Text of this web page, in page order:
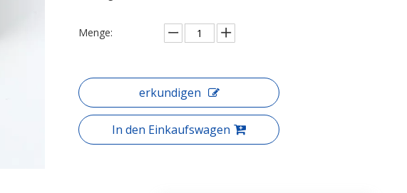
Menge:
erkundigen
In den Einkaufswagen